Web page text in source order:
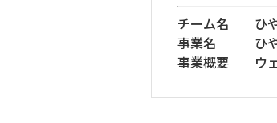
チーム名 ひ
事業名 ひや
事業概要 ウェ